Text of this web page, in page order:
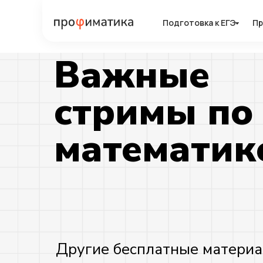
Подготовка к ЕГЭ
Подготовка к ЕГЭ
Важные
стримы по
Другие бесплатные